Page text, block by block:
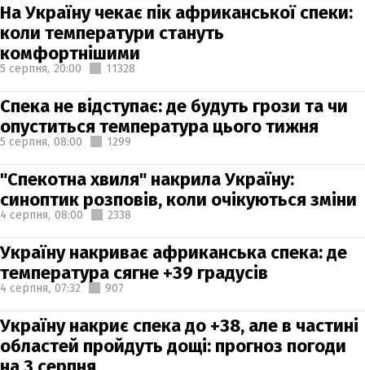
На Україну чекає пік африканської спеки:
коли температури стануть
комфортнішими
5 серпня, 20:00 11328
Спека не відступає: де будуть грози та чи
опуститься температура цього тижня
5 серпня, 08:00 1299
"Спекотна хвиля" накрила Україну:
синоптик розповів, коли очікуються зміни
4 серпня, 08:00 2338
Україну накриває африканська спека: де
температура сягне +39 градусів
4 серпня, 07:32 907
Україну накриє спека до +38, але в частині
областей пройдуть дощі: прогноз погоди